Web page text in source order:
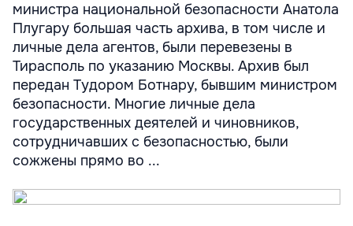
министра национальной безопасности Анатола
Плугару большая часть архива, в том числе и
личные дела агентов, были перевезены в
Тирасполь по указанию Москвы. Архив был
передан Тудором Ботнару, бывшим министром
безопасности. Многие личные дела
государственных деятелей и чиновников,
сотрудничавших с безопасностью, были
сожжены прямо во ...